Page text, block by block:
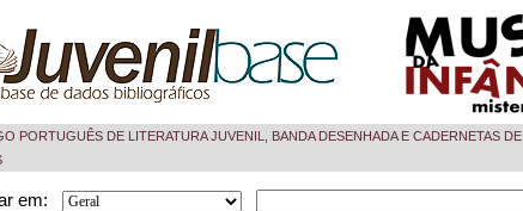
PORTUGUÊS DE LITERATURA JUVENIL, BANDA DESENHADA E CADERNETAS DE
em: